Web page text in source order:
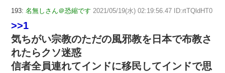
193: 名無しさん＠恐縮です 2021/05/19(水) 02:19:56.47 ID:rtTQldHT0
>>1
気ちがい宗教のただの風邪教を日本で布教さ
れたらクソ迷惑
信者全員連れてインドに移民してインドで思